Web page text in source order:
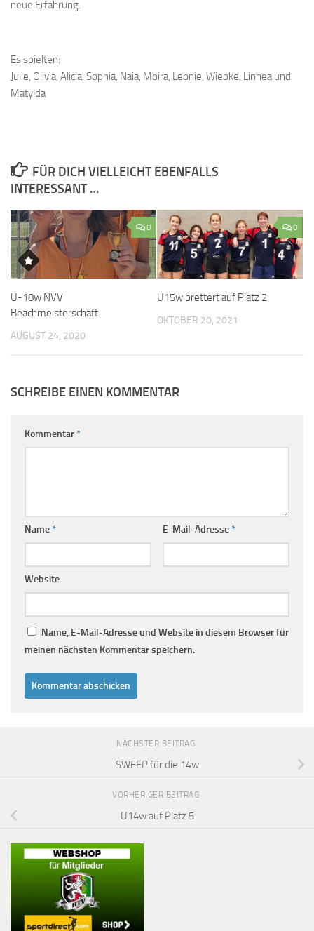
neue Erfahrung.
Es spielten:
Julie, Olivia, Alicia, Sophia, Naia, Moira, Leonie, Wiebke, Linnea und
Matylda
FÜR DICH VIELLEICHT EBENFALLS
INTERESSANT …
0
U-18w NVV
Beachmeisterschaft
AUGUST 24, 2020
0
U15w brettert auf Platz 2
OKTOBER 20, 2021
SCHREIBE EINEN KOMMENTAR
Kommentar*
Name* E-Mail-Adresse*
Website
Name, E-Mail-Adresse und Website in diesem Browser für
meinen nächsten Kommentar speichern.
NÄCHSTER BEITRAG
SWEEP für die 14w
VORHERIGER BEITRAG
U14w auf Platz 5